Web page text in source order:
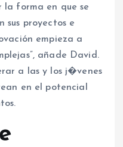
la forma en que se
sus proyectos e
empieza a
añade David.
a las y los j�venes
en el potencial